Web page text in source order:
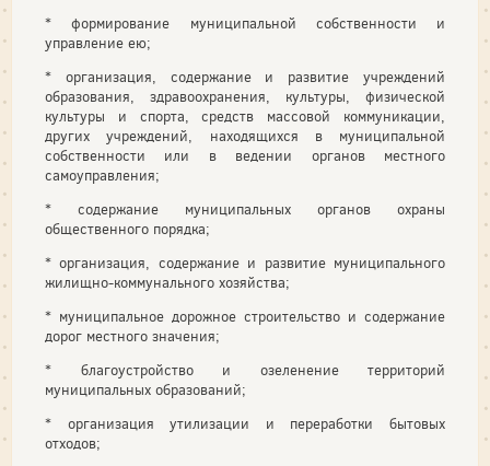
* формирование муниципальной собственности и
управление ею;
* организация, содержание и развитие учреждений
образования, здравоохранения, культуры, физической
культуры и спорта, средств массовой коммуникации,
других учреждений, находящихся в муниципальной
собственности или в ведении органов местного
самоуправления;
* содержание муниципальных органов охраны
общественного порядка;
* организация, содержание и развитие муниципального
жилищно-коммунального хозяйства;
* муниципальное дорожное строительство и содержание
дорог местного значения;
* благоустройство и озеленение территорий
муниципальных образований;
* организация утилизации и переработки бытовых
отходов;